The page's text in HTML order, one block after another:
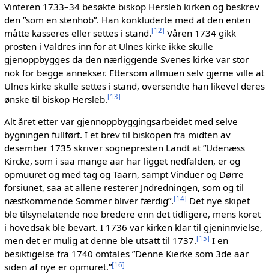
Vinteren 1733–34 besøkte biskop Hersleb kirken og beskrev
den ”som en stenhob”. Han konkluderte med at den enten
måtte kasseres eller settes i stand.[12] Våren 1734 gikk
prosten i Valdres inn for at Ulnes kirke ikke skulle
gjenoppbygges da den nærliggende Svenes kirke var stor
nok for begge annekser. Ettersom allmuen selv gjerne ville at
Ulnes kirke skulle settes i stand, oversendte han likevel deres
ønske til biskop Hersleb.[13]
Alt året etter var gjennoppbyggingsarbeidet med selve
bygningen fullført. I et brev til biskopen fra midten av
desember 1735 skriver sognepresten Landt at ”Udenæss
Kircke, som i saa mange aar har ligget nedfalden, er og
opmuuret og med tag og Taarn, sampt Vinduer og Dørre
forsiunet, saa at allene resterer Jndredningen, som og til
næstkommende Sommer bliver færdig”.[14] Det nye skipet
ble tilsynelatende noe bredere enn det tidligere, mens koret
i hovedsak ble bevart. I 1736 var kirken klar til gjeninnvielse,
men det er mulig at denne ble utsatt til 1737.[15] I en
besiktigelse fra 1740 omtales ”Denne Kierke som 3de aar
siden af nye er opmuret.”[16]